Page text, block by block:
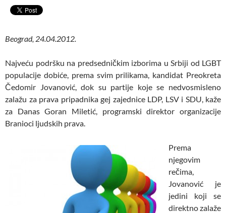
Beograd, 24.04.2012.
Najveću podršku na predsedničkim izborima u Srbiji od LGBT
populacije dobiće, prema svim prilikama, kandidat Preokreta
Čedomir Jovanović, dok su partije koje se nedvosmisleno
zalažu za prava pripadnika gej zajednice LDP, LSV i SDU, kaže
za Danas Goran Miletić, programski direktor organizacije
Branioci ljudskih prava.
Prema
njegovim
rečima,
Jovanović je
jedini koji se
direktno zalaže